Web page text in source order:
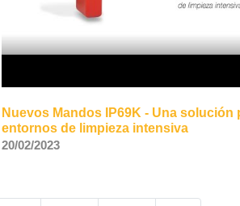
Nuevos Mandos IP69K - Una solución
entornos de limpieza intensiva
20/02/2023